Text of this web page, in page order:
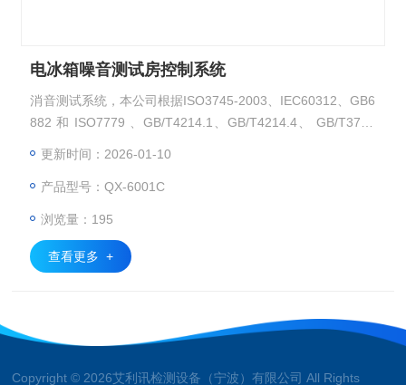
电冰箱噪音测试房控制系统
消音测试系统，本公司根据ISO3745-2003、IEC60312、GB6
882 和 ISO7779 、GB/T4214.1、GB/T4214.4、 GB/T3767
更新时间：2026-01-10
产品型号：QX-6001C
浏览量：195
查看更多 +
Copyright © 2026艾利讯检测设备（宁波）有限公司 All Rights